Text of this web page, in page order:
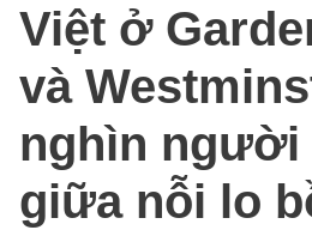
Việt ở
và
nghìn người
giữa nỗi lo